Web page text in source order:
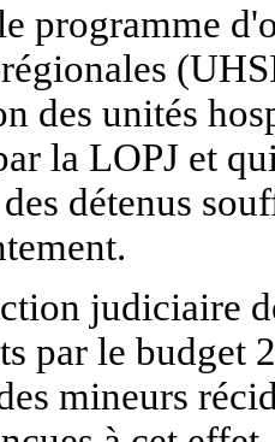
programme
des unités
la LOPJ et
détenus
judiciaire
par le budget
mineurs